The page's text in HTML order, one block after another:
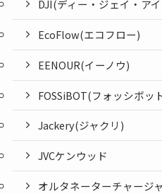
DJI(ディー・ジェイ・ア
EcoFlow(エコフロー)
EENOUR(イーノウ)
FOSSiBOT(フォッシボッ
Jackery(ジャクリ)
JVCケンウッド
オルタネーターチャージ